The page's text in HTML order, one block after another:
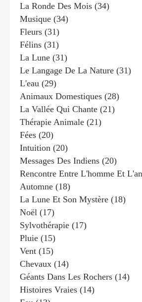
La Ronde Des Mois (34)
Musique (34)
Fleurs (31)
Félins (31)
La Lune (31)
Le Langage De La Nature (31)
L'eau (29)
Animaux Domestiques (28)
La Vallée Qui Chante (21)
Thérapie Animale (21)
Fées (20)
Intuition (20)
Messages Des Indiens (20)
Rencontre Entre L'homme Et
Automne (18)
La Lune Et Son Mystère (18)
Noël (17)
Sylvothérapie (17)
Pluie (15)
Vent (15)
Chevaux (14)
Géants Dans Les Rochers (14)
Histoires Vraies (14)